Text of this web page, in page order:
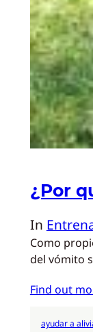
¿Por
In
Como
del vómito
Find out
ayudar a